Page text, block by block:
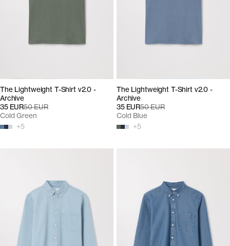
The Lightweight T-Shirt v2.0 -
Archive
35 EUR50 EUR
+5
Cold Green
The Lightweight T-Shirt v2.0 -
Archive
35 EUR50 EUR
+5
Cold Blue